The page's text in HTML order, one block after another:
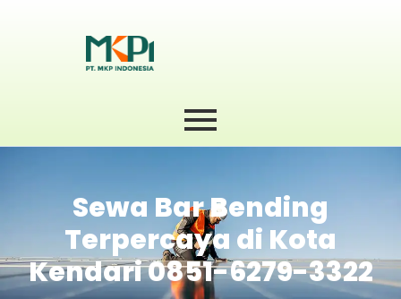
Sewa Bar Bending
Terpercaya di Kota
Kendari 0851-6279-3322